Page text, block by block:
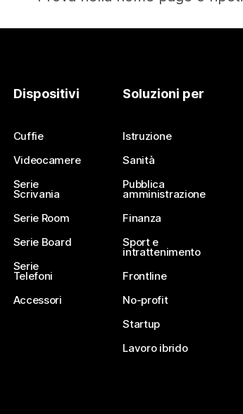
Occorre una risposta?
Invia una domanda
Dispositivi
Cuffie
Videocamere
Serie
Scrivania
Serie Room
Serie Board
Serie
Telefoni
Accessori
Soluzioni per
Istruzione
Sanità
Pubblica
amministrazione
Finanza
Sport e
intrattenimento
Frontline
No-profit
Startup
Lavoro ibrido